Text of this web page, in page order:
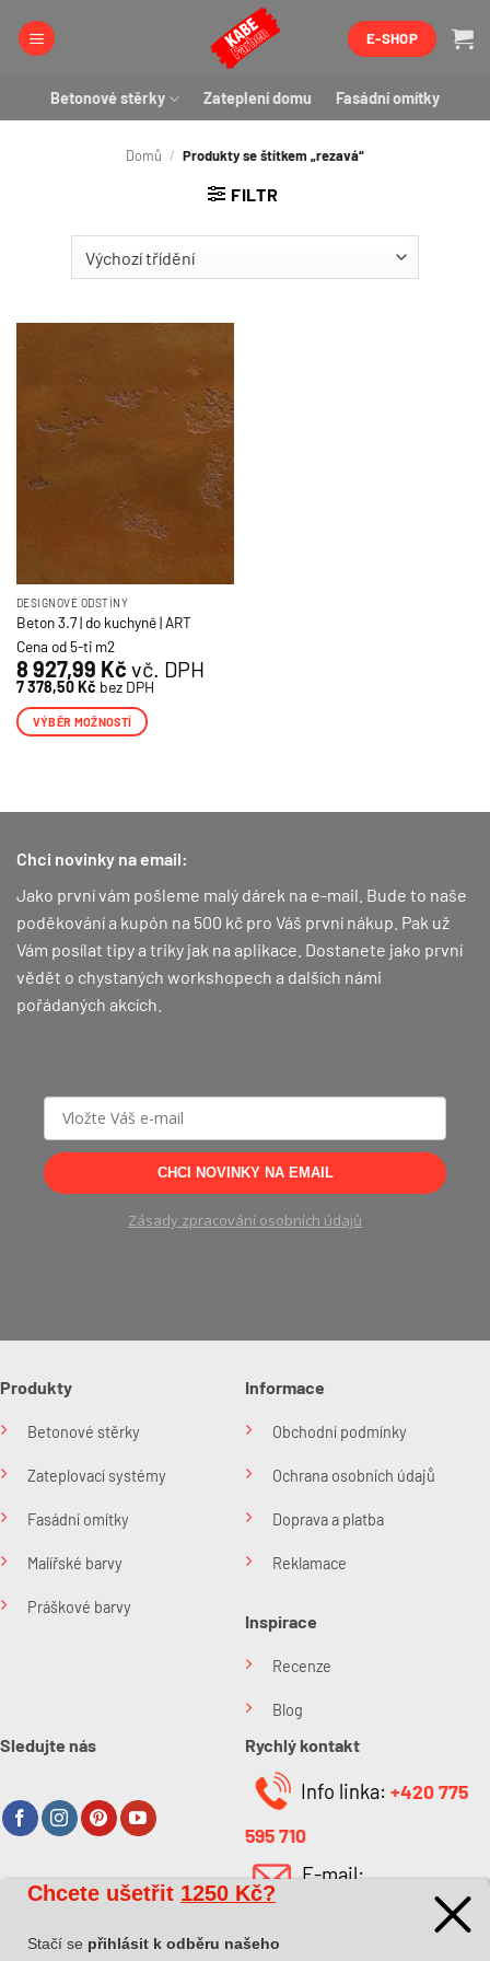
E-SHOP
Betonové stěrky Zateplení domu Fasádní omítky
Domů / Produkty se štítkem „rezavá“
FILTR
DESIGNOVÉ ODSTÍNY
Beton 3.7 | do kuchyně | ART
Cena od 5-ti m2
8 927,99 Kč vč. DPH
7 378,50Kč bez DPH
VÝBĚR MOŽNOSTÍ
více
Možnosti
vybrat
na
stránce
produktu
Chci novinky na email:
Jako první vám pošleme malý dárek na e-mail. Bude to naše
poděkování a kupón na 500 kč pro Váš první nákup. Pak už
Vám posílat tipy a triky jak na aplikace. Dostanete jako první
vědět o chystaných workshopech a dalších námi
pořádaných akcích.
CHCI NOVINKY NA EMAIL
Zásady zpracování osobních údajů
Produkty
Betonové stěrky
Zateplovací systémy
Fasádní omítky
Malířské barvy
Práškové barvy
Informace
Obchodní podmínky
Ochrana osobních údajů
Doprava a platba
Reklamace
Inspirace
Recenze
Blog
Sledujte nás
O společnosti
O nás
Rychlý kontakt
Info linka: +420 775
595 710
E-mail:
Chcete ušetřit 1250 Kč?
Stačí se přihlásit k odběru našeho